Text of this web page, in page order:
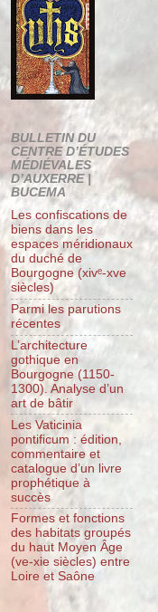
BULLETIN DU
CENTRE D’ÉTUDES
MÉDIÉVALES
D’AUXERRE |
BUCEMA
Les confiscations de
biens dans les
espaces méridionaux
du duché de
Bourgogne (xivᵉ-xve
siècles)
Parmi les parutions
récentes
L’architecture
gothique en
Bourgogne (1150-
1300). Analyse d’un
art de bâtir
Les Vaticinia
pontificum : édition,
commentaire et
catalogue d’un livre
prophétique à
succès
Formes et fonctions
des habitats groupés
du haut Moyen Âge
(ve-xie siècles) entre
Loire et Saône